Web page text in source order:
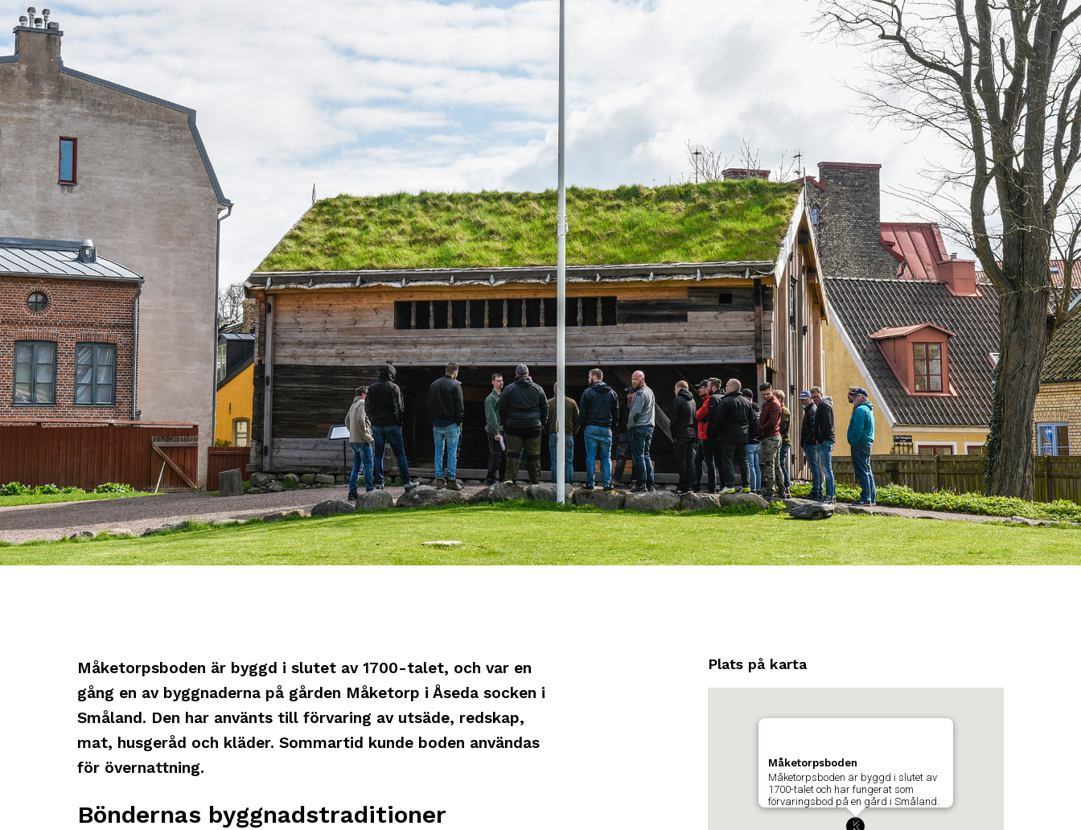
Måketorpsboden är byggd i slutet av 1700-talet, och var en
gång en av byggnaderna på gården Måketorp i Åseda socken i
Småland. Den har använts till förvaring av utsäde, redskap,
mat, husgeråd och kläder. Sommartid kunde boden användas
för övernattning.
Böndernas byggnadstraditioner
Plats på karta
Måketorpsboden
Måketorpsboden är byggd i slutet av
1700-talet och har fungerat som
förvaringsbod på en gård i Småland.